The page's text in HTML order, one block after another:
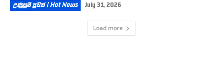
උණුසුම් පුවත් | Hot News July 31, 2026
Load more